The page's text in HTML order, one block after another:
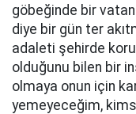
göbeğinde bir
diye bir gün ter
adaleti şehirde
olduğunu bilen bir
olmaya onun için
yemeyeceğim,